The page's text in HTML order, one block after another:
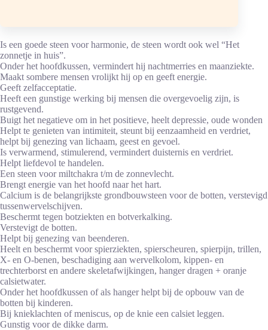
Is een goede steen voor harmonie, de steen wordt ook wel “Het
zonnetje in huis”.
Onder het hoofdkussen, vermindert hij nachtmerries en maanziekte.
Maakt sombere mensen vrolijkt hij op en geeft energie.
Geeft zelfacceptatie.
Heeft een gunstige werking bij mensen die overgevoelig zijn, is
rustgevend.
Buigt het negatieve om in het positieve, heelt depressie, oude wonden
Helpt te genieten van intimiteit, steunt bij eenzaamheid en verdriet,
helpt bij genezing van lichaam, geest en gevoel.
Is verwarmend, stimulerend, vermindert duisternis en verdriet.
Helpt liefdevol te handelen.
Een steen voor miltchakra t/m de zonnevlecht.
Brengt energie van het hoofd naar het hart.
Calcium is de belangrijkste grondbouwsteen voor de botten, verstevigd
tussenwervelschijven.
Beschermt tegen botziekten en botverkalking.
Verstevigt de botten.
Helpt bij genezing van beenderen.
Heelt en beschermt voor spierziekten, spierscheuren, spierpijn, trillen,
X- en O-benen, beschadiging aan wervelkolom, kippen- en
trechterborst en andere skeletafwijkingen, hanger dragen + oranje
calsietwater.
Onder het hoofdkussen of als hanger helpt bij de opbouw van de
botten bij kinderen.
Bij knieklachten of meniscus, op de knie een calsiet leggen.
Gunstig voor de dikke darm.